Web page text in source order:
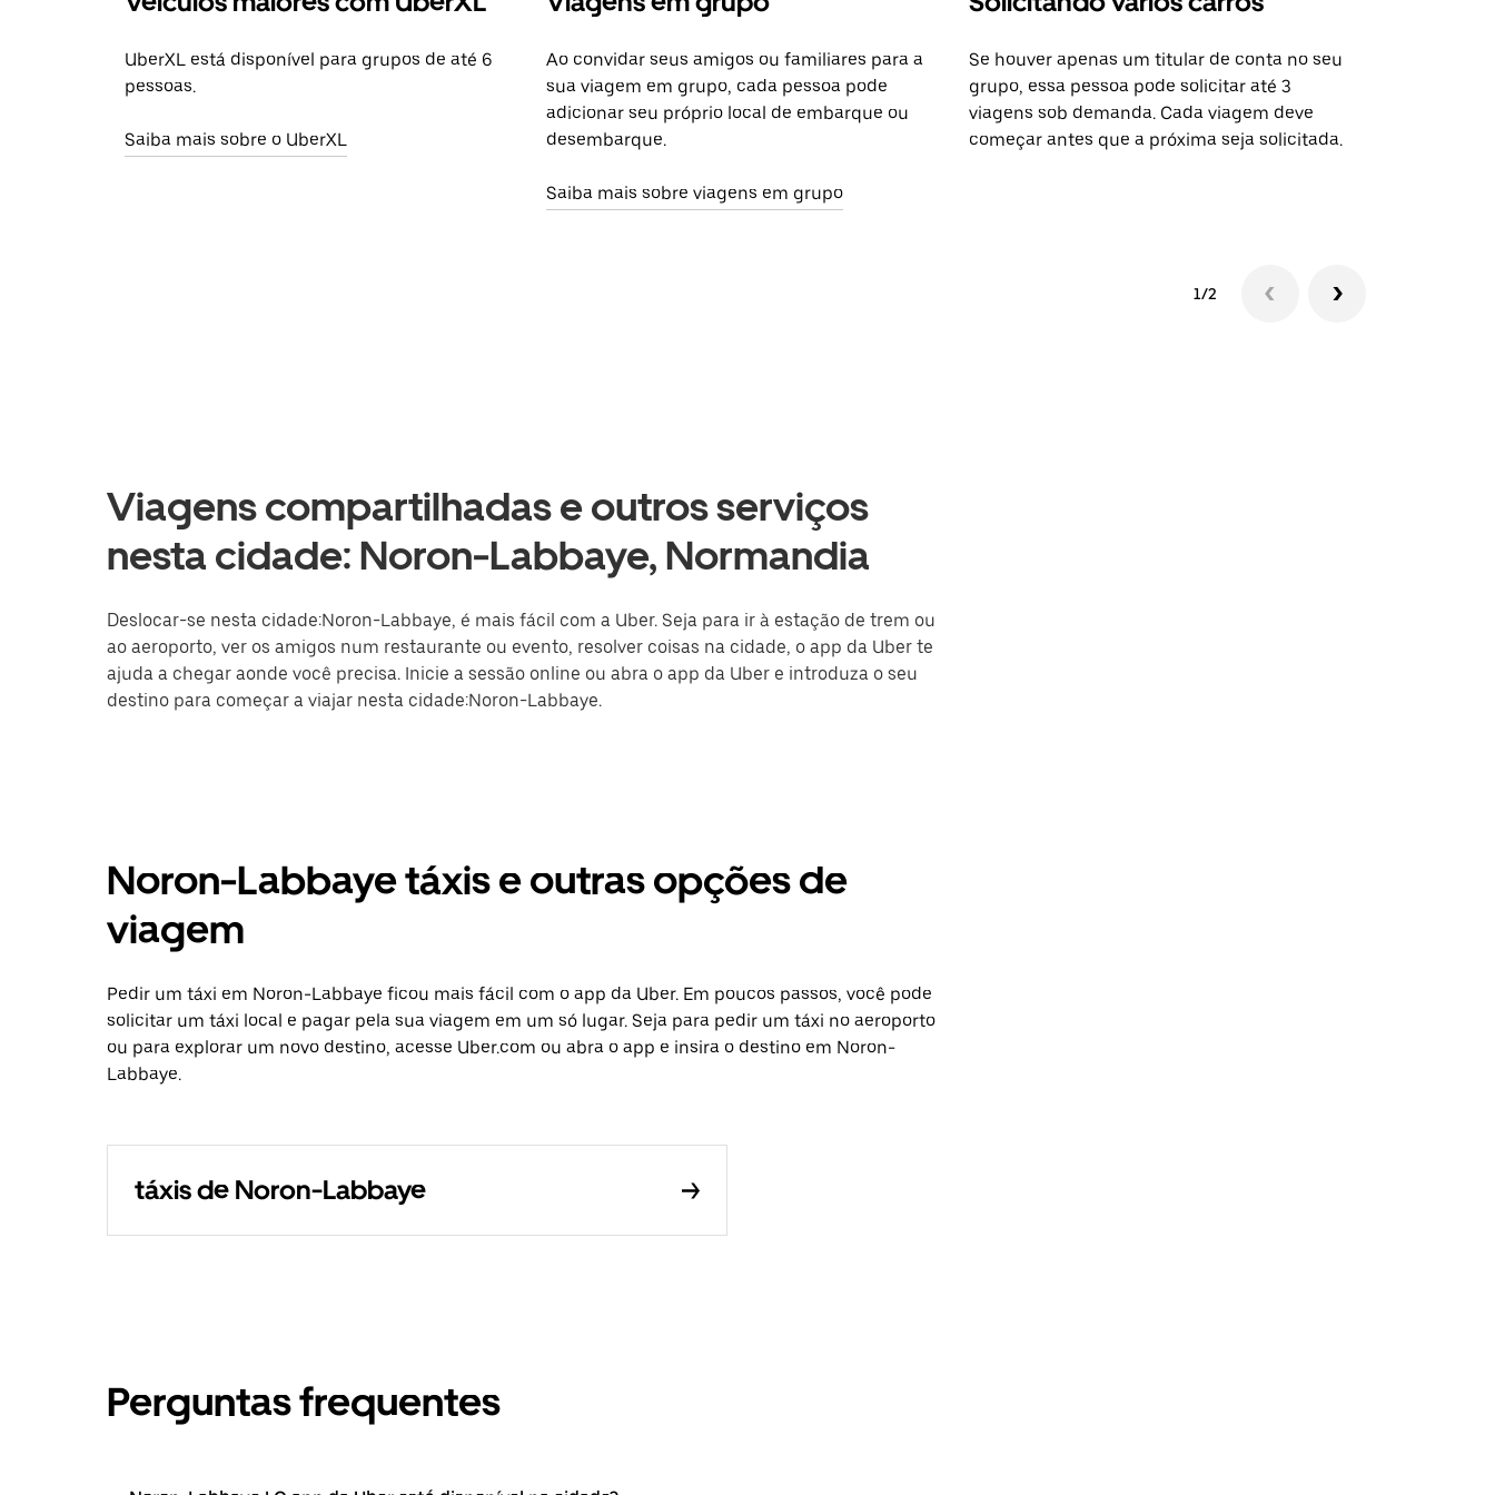
UberXL está disponível para grupos de até 6
pessoas.
Saiba mais sobre o UberXL
Ao convidar seus amigos ou familiares para a
sua viagem em grupo, cada pessoa pode
adicionar seu próprio local de embarque ou
desembarque.
Saiba mais sobre viagens em grupo
Se houver apenas um titular de conta no seu
grupo, essa pessoa pode solicitar até 3
viagens sob demanda. Cada viagem deve
começar antes que a próxima seja solicitada.
1/2
Viagens compartilhadas e outros serviços
nesta cidade: Noron-Labbaye, Normandia
Deslocar-se nesta cidade:Noron-Labbaye, é mais fácil com a Uber. Seja para ir à estação de trem ou
ao aeroporto, ver os amigos num restaurante ou evento, resolver coisas na cidade, o app da Uber te
ajuda a chegar aonde você precisa. Inicie a sessão online ou abra o app da Uber e introduza o seu
destino para começar a viajar nesta cidade:Noron-Labbaye.
Noron-Labbaye táxis e outras opções de
viagem
Pedir um táxi em Noron-Labbaye ficou mais fácil com o app da Uber. Em poucos passos, você pode
solicitar um táxi local e pagar pela sua viagem em um só lugar. Seja para pedir um táxi no aeroporto
ou para explorar um novo destino, acesse Uber.com ou abra o app e insira o destino em Noron-
Labbaye.
táxis de Noron-Labbaye
Perguntas frequentes